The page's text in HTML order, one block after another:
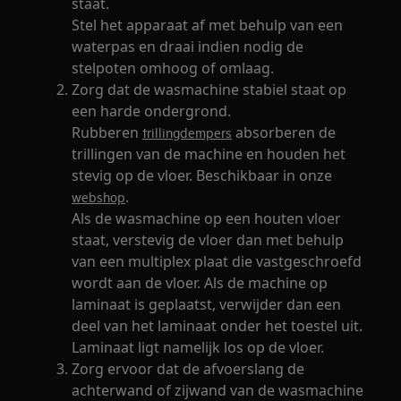
staat.
Stel het apparaat af met behulp van een
waterpas en draai indien nodig de
stelpoten omhoog of omlaag.
Zorg dat de wasmachine stabiel staat op
een harde ondergrond.
Rubberentrillingdempers absorberen de
trillingen van de machine en houden het
stevig op de vloer. Beschikbaar in onze
webshop.
Als de wasmachine op een houten vloer
staat, verstevig de vloer dan met behulp
van een multiplex plaat die vastgeschroefd
wordt aan de vloer. Als de machine op
laminaat is geplaatst, verwijder dan een
deel van het laminaat onder het toestel uit.
Laminaat ligt namelijk los op de vloer.
Zorg ervoor dat de afvoerslang de
achterwand of zijwand van de wasmachine